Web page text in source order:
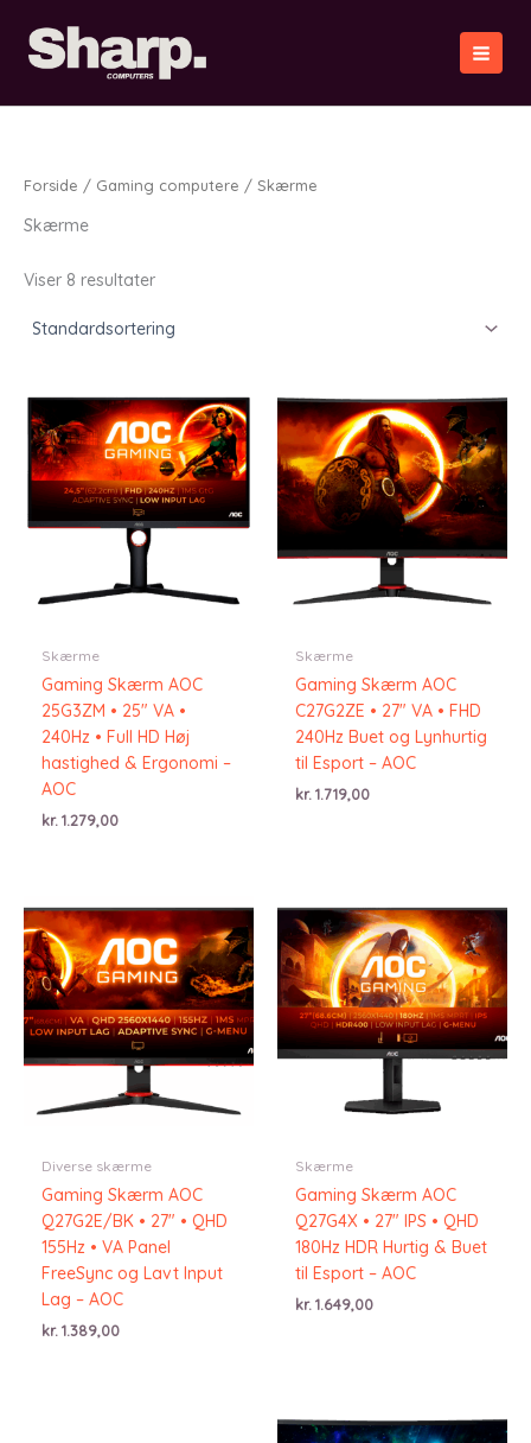
indholdet
Forside / Gaming computere / Skærme
Skærme
Viser 8 resultater
Skærme
Gaming Skærm AOC
25G3ZM • 25″ VA •
240Hz • Full HD Høj
hastighed & Ergonomi –
AOC
kr. 1.279,00
Skærme
Gaming Skærm AOC
C27G2ZE • 27″ VA • FHD
240Hz Buet og Lynhurtig
til Esport – AOC
kr. 1.719,00
Diverse skærme
Gaming Skærm AOC
Q27G2E/BK • 27″ • QHD
155Hz • VA Panel
FreeSync og Lavt Input
Lag – AOC
kr.1.389,00
Skærme
Gaming Skærm AOC
Q27G4X • 27″ IPS • QHD
180Hz HDR Hurtig & Buet
til Esport – AOC
kr.1.649,00